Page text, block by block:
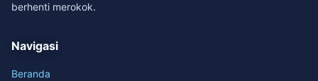
berhenti merokok.
Navigasi
Beranda